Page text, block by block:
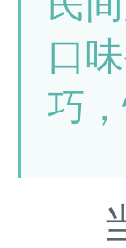
口
巧
当